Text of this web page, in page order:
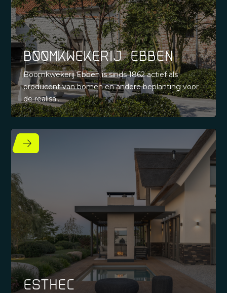
Boomkwekerij Ebben
Boomkwekerij Ebben is sinds 1862 actief als
producent van bomen en andere beplanting voor
de realisa...
Esthec